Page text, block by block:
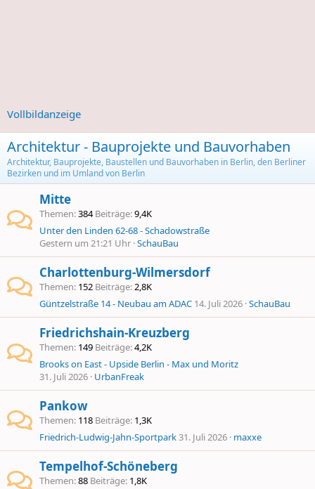
Vollbildanzeige
Architektur - Bauprojekte und Bauvorhaben
Architektur, Bauprojekte, Baustellen und Bauvorhaben in Berlin, den Berliner
Bezirken und im Umland von Berlin
Mitte
Themen 384 Beiträge 9,4K
Unter den Linden 62-68 - Schadowstraße
Gestern um 21:21 Uhr SchauBau
Charlottenburg-Wilmersdorf
Themen 152 Beiträge 2,8K
Güntzelstraße 14 - Neubau am ADAC 14. Juli 2026 SchauBau
Friedrichshain-Kreuzberg
Themen 149 Beiträge 4,2K
Brooks on East - Upside Berlin - Max und Moritz
31. Juli 2026 UrbanFreak
Pankow
Themen 118 Beiträge 1,3K
Friedrich-Ludwig-Jahn-Sportpark31. Juli 2026 maxxe
Tempelhof-Schöneberg
Themen 88 Beiträge 1,8K